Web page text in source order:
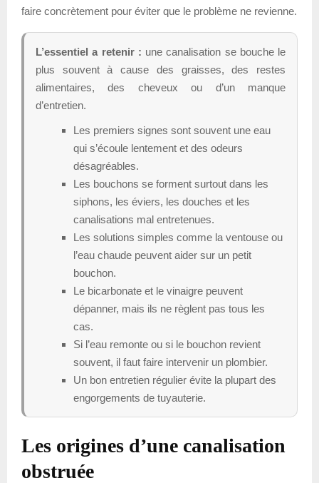
faire concrètement pour éviter que le problème ne revienne.
L’essentiel a retenir : une canalisation se bouche le
plus souvent à cause des graisses, des restes
alimentaires, des cheveux ou d’un manque
d’entretien.
Les premiers signes sont souvent une eau
qui s’écoule lentement et des odeurs
désagréables.
Les bouchons se forment surtout dans les
siphons, les éviers, les douches et les
canalisations mal entretenues.
Les solutions simples comme la ventouse ou
l’eau chaude peuvent aider sur un petit
bouchon.
Le bicarbonate et le vinaigre peuvent
dépanner, mais ils ne règlent pas tous les
cas.
Si l’eau remonte ou si le bouchon revient
souvent, il faut faire intervenir un plombier.
Un bon entretien régulier évite la plupart des
engorgements de tuyauterie.
Les origines d’une canalisation
obstruée